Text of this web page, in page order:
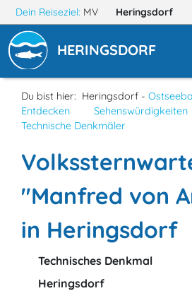
Dein Reiseziel: MV Heringsdorf
HERINGSDORF
Du bist hier: Heringsdorf -
Entdecken
Sehenswürdigkeiten
Technische Denkmäler
"Manfred von
in Heringsdorf
Technisches Denkmal
Heringsdorf